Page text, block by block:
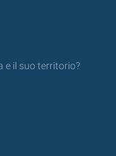
e il suo territorio?